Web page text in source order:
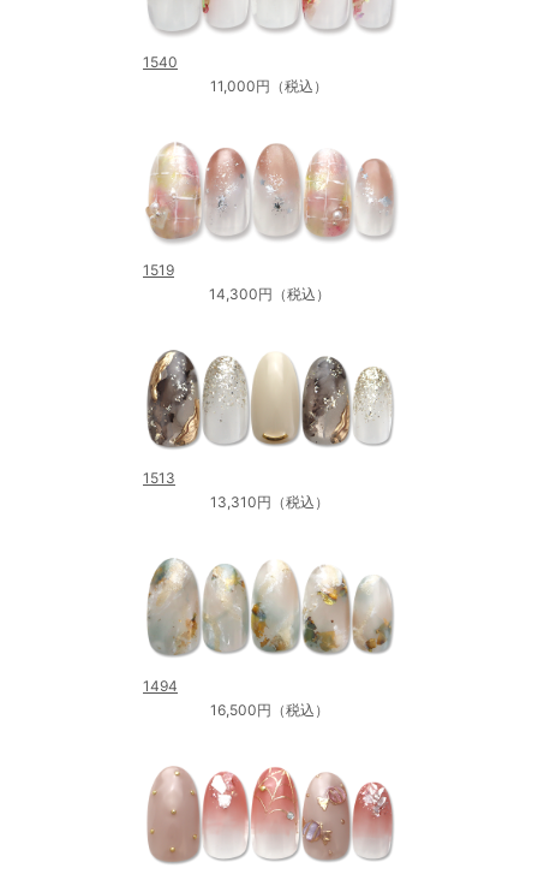
1540
11,000円（税込）
1519
14,300円（税込）
1513
13,310円（税込）
1494
16,500円（税込）